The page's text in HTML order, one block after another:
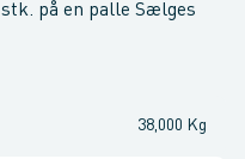
stk. på en palle Sælges
38,000 Kg